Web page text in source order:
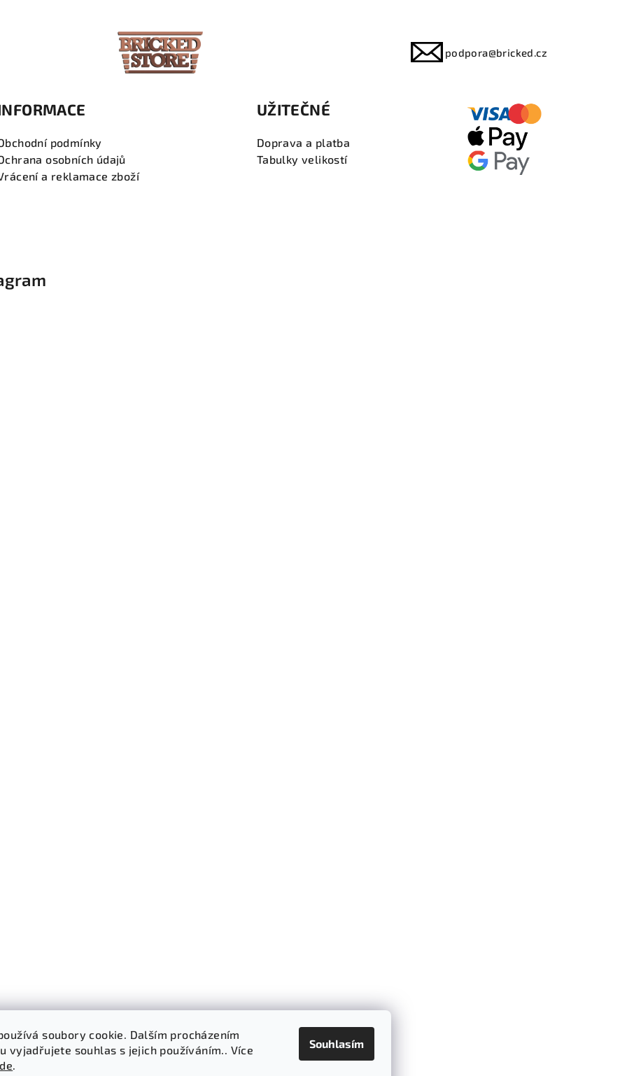
soubory cookie. Dalším procházením
vyjadřujete souhlas s jejich používáním.. Více
.
Souhlasím
podpora@bricked.cz
podmínky
osobních údajů
a reklamace zboží
UŽITEČNÉ
Doprava a platba
Tabulky velikostí
Sledovat na Instagramu